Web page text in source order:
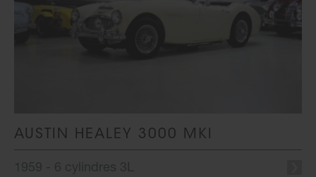
AUSTIN HEALEY 3000 MKI
1959 - 6 cylindres 3L